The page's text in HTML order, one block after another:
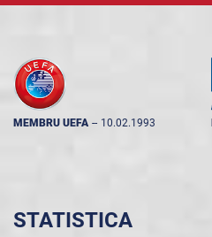
MEMBRU UEFA -- 10.02.1993
STATISTICA